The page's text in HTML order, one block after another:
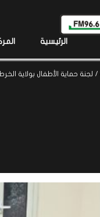
الرئيسية
/ لجنة حماية الأطفال بولاية الخرطوم